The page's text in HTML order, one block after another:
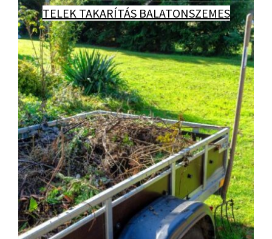
TELEK TAKARÍTÁS BALATONSZEMES